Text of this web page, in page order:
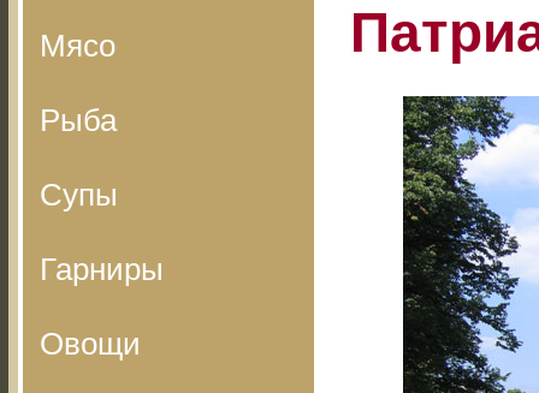
Мясо
Рыба
Супы
Гарниры
Овощи